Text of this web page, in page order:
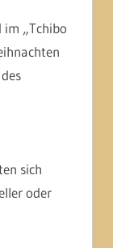
im „Tchibo
sich
oder